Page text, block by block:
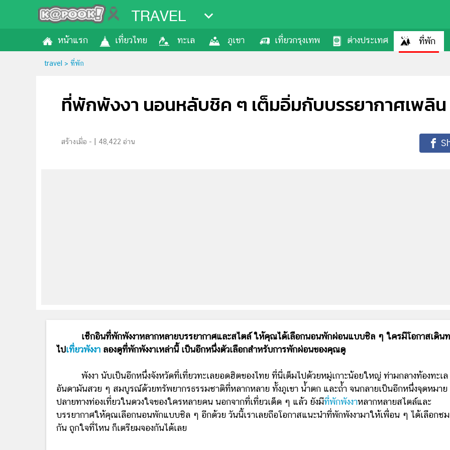
TRAVEL
หน้าแรก เที่ยวไทย ทะเล ภูเขา เที่ยวกรุงเทพ ต่างประเทศ ที่พัก
travel > ที่พัก
ที่พักพังงา นอนหลับชิค ๆ เต็มอิ่มกับบรรยากาศเพลิ
| 48,422 อ่าน
เช็กอินที่พักพังงาหลากหลายบรรยากาศและสไตล์ ให้คุณได้เลือกนอนพักผ่อนแบบชิล ๆ ใครมีโอกาสเดินท
ไปเที่ยวพังงา ลองดูที่พักพังงาเหล่านี้ เป็นอีกหนึ่งตัวเลือกสำหรับการพักผ่อนของคุณดู
พังงา นับเป็นอีกหนึ่งจังหวัดที่เที่ยวทะเลยอดฮิตของไทย ที่นี่เต็มไปด้วยหมู่เกาะน้อยใหญ่ ท่ามกลางท้องทะเล
อันดามันสวย ๆ สมบูรณ์ด้วยทรัพยากรธรรมชาติที่หลากหลาย ทั้งภูเขา น้ำตก และถ้ำ จนกลายเป็นอีกหนึ่งจุดหมาย
ปลายทางท่องเที่ยวในดวงใจของใครหลายคน นอกจากที่เที่ยวเด็ด ๆ แล้ว ยังมีที่พักพังงาหลากหลายสไตล์และ
บรรยากาศให้คุณเลือกนอนพักแบบชิล ๆ อีกด้วย วันนี้เราเลยถือโอกาสแนะนำที่พักพังงามาให้เพื่อน ๆ ได้เลือกชม
กัน ถูกใจที่ไหน ก็เตรียมจองกันได้เลย